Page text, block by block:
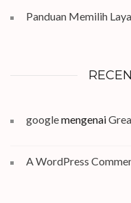
Panduan Memilih
googlemengenai
A WordPress